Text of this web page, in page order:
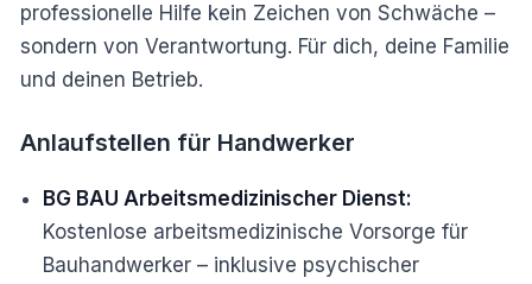
professionelle Hilfe kein Zeichen von Schwäche –
sondern von Verantwortung. Für dich, deine Familie
und deinen Betrieb.
Anlaufstellen für Handwerker
BG BAU Arbeitsmedizinischer Dienst:
Kostenlose arbeitsmedizinische Vorsorge für
Bauhandwerker – inklusive psychischer